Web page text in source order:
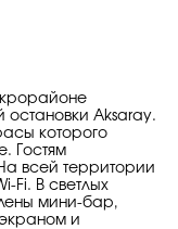
остановки Aksaray.
которого
Гостям
всей территории
Fi. В светлых
мини-бар,
и